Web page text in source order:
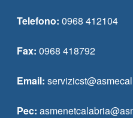
Telefono: 0968 412104
Fax: 0968 418792
Email:
Pec: